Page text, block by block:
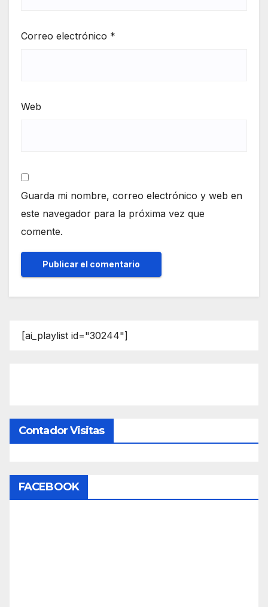
Correo electrónico *
Web
Guarda mi nombre, correo electrónico y web en
este navegador para la próxima vez que
comente.
[ai_playlist id="30244"]
Contador Visitas
FACEBOOK